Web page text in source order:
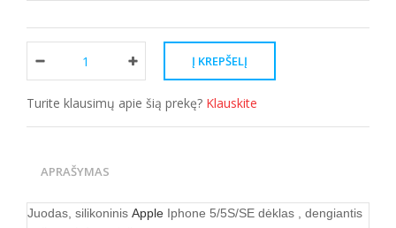
Turite klausimų apie šią prekę? Klauskite
APRAŠYMAS
Juodas, silikoninis Apple Iphone 5/5S/SE dėklas , dengiantis